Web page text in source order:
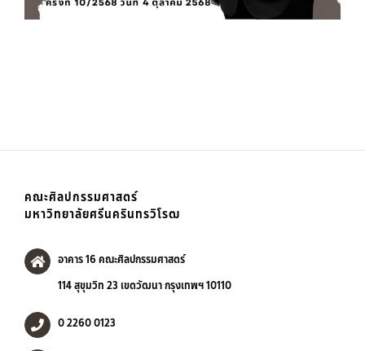
คณะศิลปกรรมศาสตร์
มหาวิทยาลัยศรีนครินทรวิโรฒ
อาคาร 16 คณะศิลปกรรมศาสตร์
114 สุขุมวิท 23 เขตวัฒนา กรุงเทพฯ 10110
0 2260 0123